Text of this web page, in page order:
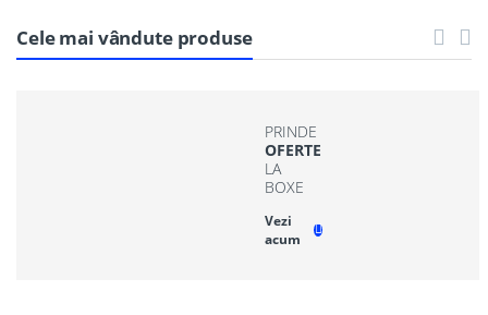
Cele mai vândute produse
PRINDE
OFERTE
LA
BOXE
Vezi
acum